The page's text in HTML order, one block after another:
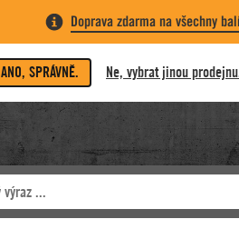
Doprava zdarma na všechny
ANO, SPRÁVNĚ. Ne, vybrat jinou